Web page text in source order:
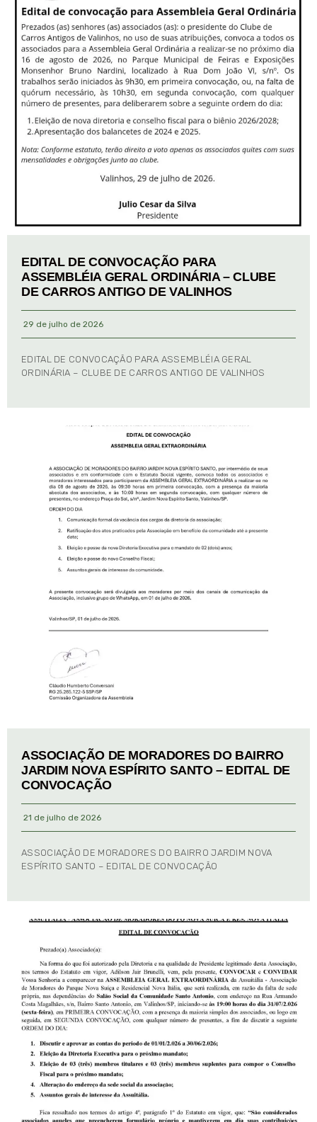
EDITAL DE CONVOCAÇÃO PARA
ASSEMBLÉIA GERAL ORDINÁRIA – CLUBE
DE CARROS ANTIGO DE VALINHOS
29 de julho de 2026
EDITAL DE CONVOCAÇÃO PARA ASSEMBLÉIA GERAL
ORDINÁRIA – CLUBE DE CARROS ANTIGO DE VALINHOS
ASSOCIAÇÃO DE MORADORES DO BAIRRO
JARDIM NOVA ESPÍRITO SANTO – EDITAL DE
CONVOCAÇÃO
21 de julho de 2026
ASSOCIAÇÃO DE MORADORES DO BAIRRO JARDIM NOVA
ESPÍRITO SANTO – EDITAL DE CONVOCAÇÃO